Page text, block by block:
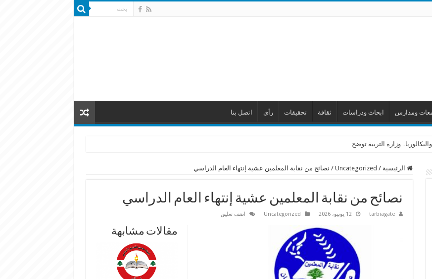
ومدارس ابحاث ودراسات ثقافة تحقيقات رأي اتصل بنا
وزارة التربية توضح الانفجار
الرئيسية /
Uncategorized
/ نصائح من نقابة المعلمين عشية إنتهاء العام الدراسي
نصائح من نقابة المعلمين عشية إنتهاء العام الدراسي
tarbiagate 12 يونيو، 2026 Uncategorized اضف تعليق
مقالات مشابهة